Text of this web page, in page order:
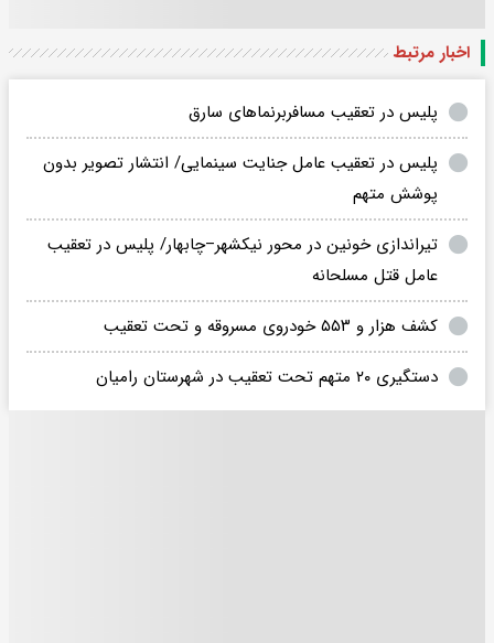
اخبار مرتبط
پلیس در تعقیب مسافربرنماهای سارق
پلیس در تعقیب عامل جنایت سینمایی/ انتشار تصویر بدون
پوشش متهم
تیراندازی خونین در محور نیکشهر–چابهار/ پلیس در تعقیب
عامل قتل مسلحانه
کشف هزار و ۵۵۳ خودروی مسروقه و تحت تعقیب
دستگیری ۲۰ متهم تحت تعقیب در شهرستان رامیان